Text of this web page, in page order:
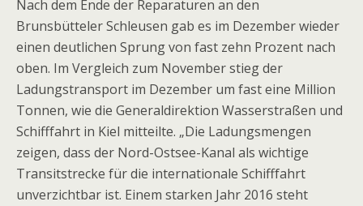
Nach dem Ende der Reparaturen an den
Brunsbütteler Schleusen gab es im Dezember wieder
einen deutlichen Sprung von fast zehn Prozent nach
oben. Im Vergleich zum November stieg der
Ladungstransport im Dezember um fast eine Million
Tonnen, wie die Generaldirektion Wasserstraßen und
Schifffahrt in Kiel mitteilte. „Die Ladungsmengen
zeigen, dass der Nord-Ostsee-Kanal als wichtige
Transitstrecke für die internationale Schifffahrt
unverzichtbar ist. Einem starken Jahr 2016 steht